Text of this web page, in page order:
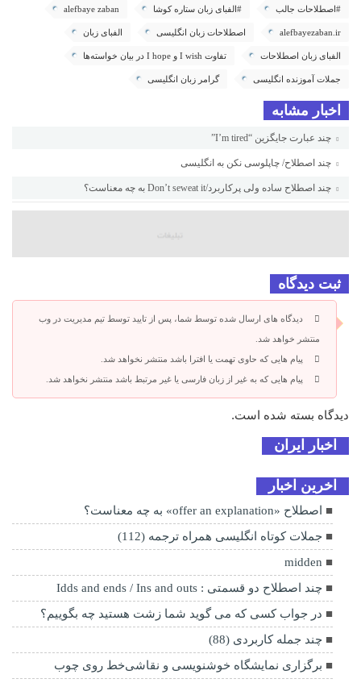
#اصطلاحات جالب #الفبای زبان ستاره کوشا alefbaye zaban
alefbayezaban.ir اصطلاحات زبان انگلیسی الفبای زبان
الفبای زبان اصطلاحات تفاوت I wish و I hope در بیان خواسته‌ها
جملات آموزنده انگلیسی گرامر زبان انگلیسی
اخبار مشابه
چند عبارت جایگزین “I’m tired”
چند اصطلاح/ چاپلوسی نکن به انگلیسی
چند اصطلاح ساده ولی پرکاربرد/Don’t seweat it به چه معناست؟
ثبت دیدگاه
دیدگاه های ارسال شده توسط شما، پس از تایید توسط تیم مدیریت در وب
منتشر خواهد شد.
پیام هایی که حاوی تهمت یا افترا باشد منتشر نخواهد شد.
پیام هایی که به غیر از زبان فارسی یا غیر مرتبط باشد منتشر نخواهد شد.
دیدگاه بسته شده است.
اخبار ایران
اخرین اخبار
اصطلاح «offer an explanation» به چه معناست؟
جملات کوتاه انگلیسی همراه ترجمه (112)
midden
چند اصطلاح دو قسمتی : Idds and ends / Ins and outs
در جواب کسی که می گوید شما زشت هستید چه بگوییم؟
چند جمله کاربردی (88)
برگزاری نمایشگاه خوشنویسی و نقاشی‌خط روی چوب